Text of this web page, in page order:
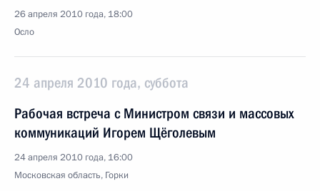
26 апреля 2010 года, 18:00
Осло
24 апреля 2010 года, суббота
Рабочая встреча с Министром связи и массовых
коммуникаций Игорем Щёголевым
24 апреля 2010 года, 16:00
Московская область, Горки